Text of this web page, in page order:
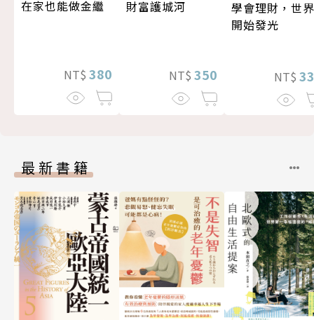
在家也能做金繼
NT$ 380
財富護城河
NT$ 350
學會理財，世界
開始發光
NT$
最新書籍